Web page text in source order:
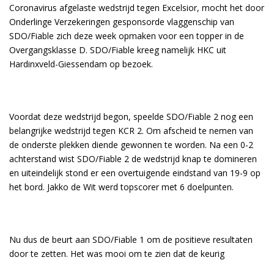
Coronavirus afgelaste wedstrijd tegen Excelsior, mocht het door
Onderlinge Verzekeringen gesponsorde vlaggenschip van
SDO/Fiable zich deze week opmaken voor een topper in de
Overgangsklasse D. SDO/Fiable kreeg namelijk HKC uit
Hardinxveld-Giessendam op bezoek.
Voordat deze wedstrijd begon, speelde SDO/Fiable 2 nog een
belangrijke wedstrijd tegen KCR 2. Om afscheid te nemen van
de onderste plekken diende gewonnen te worden. Na een 0-2
achterstand wist SDO/Fiable 2 de wedstrijd knap te domineren
en uiteindelijk stond er een overtuigende eindstand van 19-9 op
het bord. Jakko de Wit werd topscorer met 6 doelpunten.
Nu dus de beurt aan SDO/Fiable 1 om de positieve resultaten
door te zetten. Het was mooi om te zien dat de keurig